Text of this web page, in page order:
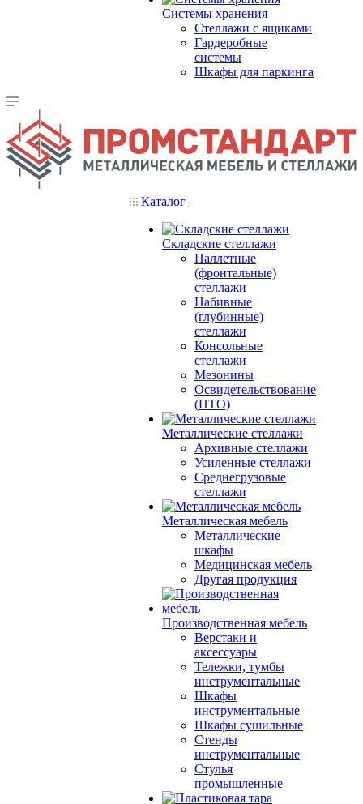
Системы хранения
Стеллажи с ящиками
Гардеробные
системы
Шкафы для паркинга
Каталог
Складские стеллажи
Паллетные
(фронтальные)
стеллажи
Набивные
(глубинные)
стеллажи
Консольные
стеллажи
Мезонины
Освидетельствование
(ПТО)
Металлические стеллажи
Архивные стеллажи
Усиленные стеллажи
Среднегрузовые
стеллажи
Металлическая мебель
Металлические
шкафы
Медицинская мебель
Другая продукция
Производственная мебель
Верстаки и
аксессуары
Тележки, тумбы
инструментальные
Шкафы
инструментальные
Шкафы сушильные
Стенды
инструментальные
Cтулья
промышленные